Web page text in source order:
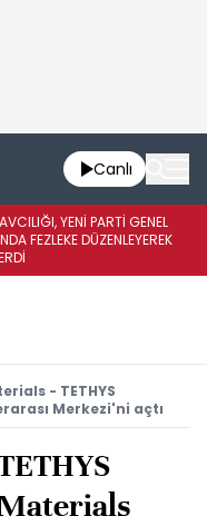
Canlı
YENİ PARTİ GENEL
FEZLEKE DÜZENLEYEREK
- TETHYS
Merkezi'ni açtı